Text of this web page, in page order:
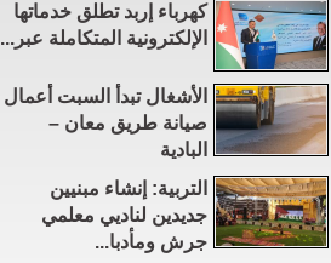
كهرباء إربد تطلق خدماتها
الإلكترونية المتكاملة عبر...
الأشغال تبدأ السبت أعمال
صيانة طريق معان –
البادية
التربية: إنشاء مبنيين
جديدين لناديي معلمي
جرش ومأدبا...